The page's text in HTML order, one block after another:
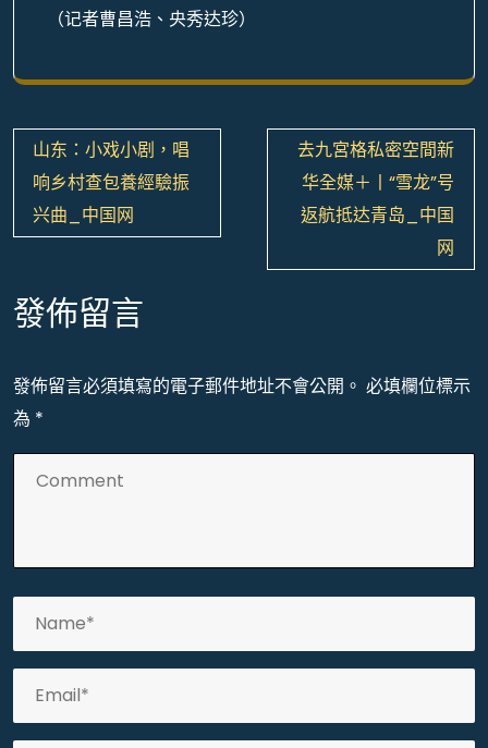
（记者曹昌浩、央秀达珍）
文
章
導
覽
山东：小戏小剧，唱
响乡村查包養經驗振
兴曲_中国网
去九宮格私密空間新
华全媒＋丨“雪龙”号
返航抵达青岛_中国
网
發佈留言
發佈留言必須填寫的電子郵件地址不會公開。 必填欄位標示
為 *